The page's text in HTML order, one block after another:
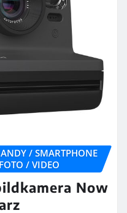
/ SMARTPHONE
/ VIDEO
Now